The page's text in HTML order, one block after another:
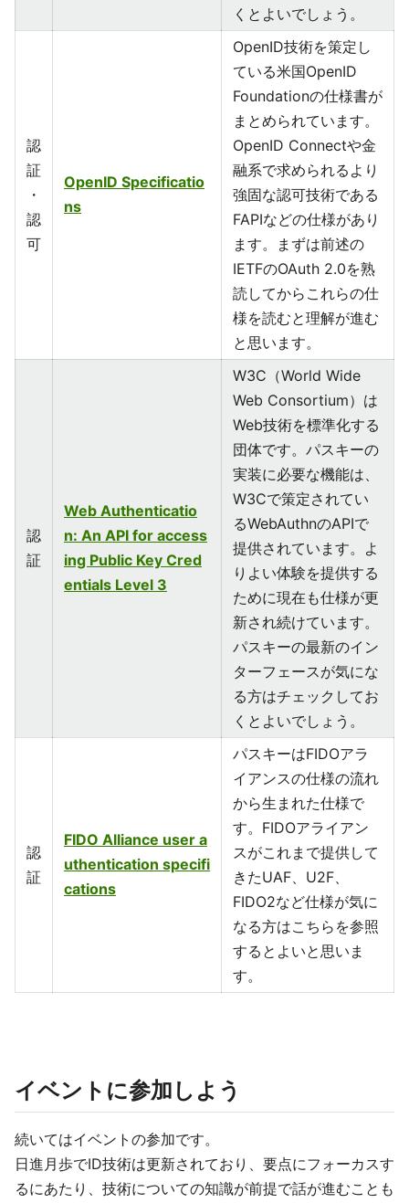
くとよいでしょう。
認
証
・
認
可
OpenID Specificatio
ns
OpenID技術を策定し
ている米国OpenID
Foundationの仕様書が
まとめられています。
OpenID Connectや金
融系で求められるより
強固な認可技術である
FAPIなどの仕様があり
ます。まずは前述の
IETFのOAuth 2.0を熟
読してからこれらの仕
様を読むと理解が進む
と思います。
認
証
Web Authenticatio
n: An API for access
ing Public Key Cred
entials Level 3
W3C（World Wide
Web Consortium）は
Web技術を標準化する
団体です。パスキーの
実装に必要な機能は、
W3Cで策定されてい
るWebAuthnのAPIで
提供されています。よ
りよい体験を提供する
ために現在も仕様が更
新され続けています。
パスキーの最新のイン
ターフェースが気にな
る方はチェックしてお
くとよいでしょう。
認
証
FIDO Alliance user a
uthentication specifi
cations
パスキーはFIDOアラ
イアンスの仕様の流れ
から生まれた仕様で
す。FIDOアライアン
スがこれまで提供して
きたUAF、U2F、
FIDO2など仕様が気に
なる方はこちらを参照
するとよいと思いま
す。
イベントに参加しよう
続いてはイベントの参加です。
日進月歩でID技術は更新されており、要点にフォーカスす
るにあたり、技術についての知識が前提で話が進むことも